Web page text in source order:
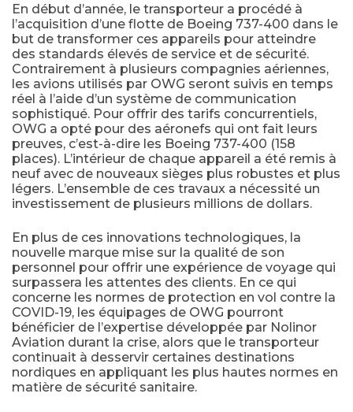
En début d’année, le transporteur a procédé à
l’acquisition d’une flotte de Boeing 737-400 dans le
but de transformer ces appareils pour atteindre
des standards élevés de service et de sécurité.
Contrairement à plusieurs compagnies aériennes,
les avions utilisés par OWG seront suivis en temps
réel à l’aide d’un système de communication
sophistiqué. Pour offrir des tarifs concurrentiels,
OWG a opté pour des aéronefs qui ont fait leurs
preuves, c’est-à-dire les Boeing 737-400 (158
places). L’intérieur de chaque appareil a été remis à
neuf avec de nouveaux sièges plus robustes et plus
légers. L’ensemble de ces travaux a nécessité un
investissement de plusieurs millions de dollars.
En plus de ces innovations technologiques, la
nouvelle marque mise sur la qualité de son
personnel pour offrir une expérience de voyage qui
surpassera les attentes des clients. En ce qui
concerne les normes de protection en vol contre la
COVID-19, les équipages de OWG pourront
bénéficier de l’expertise développée par Nolinor
Aviation durant la crise, alors que le transporteur
continuait à desservir certaines destinations
nordiques en appliquant les plus hautes normes en
matière de sécurité sanitaire.